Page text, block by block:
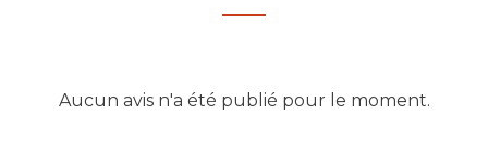
Aucun avis n'a été publié pour le moment.